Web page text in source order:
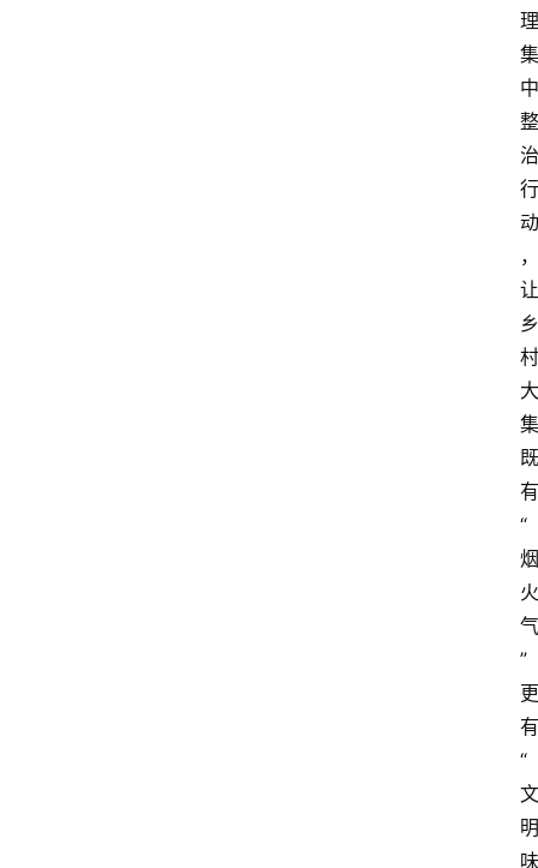
理
集
中
整
治
行
动
，
让
乡
村
大
集
既
有
“
烟
火
气
”
更
有
“
文
明
味